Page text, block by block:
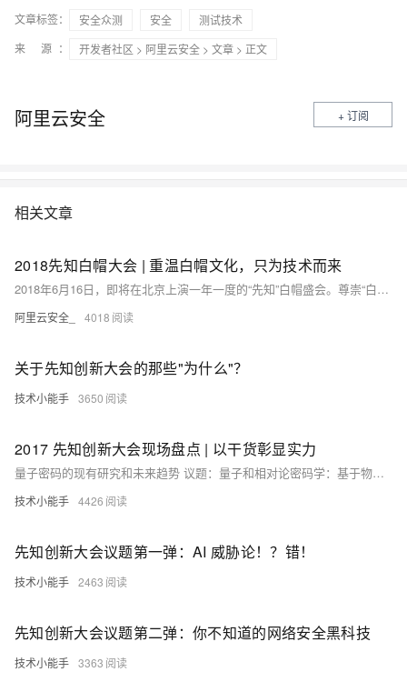
文章标签： 安全众测 安全
测试技术
来 源：
开发者社区 > 阿里云安全 > 文章 > 正文
阿里云安全 + 订阅
相关文章
2018先知白帽大会 | 重温白帽文化，只为技术而来
2018年6月16日，即将在北京上演一年一度的“先知”白帽盛会。尊崇“白帽文化”，我们带来的是一场真正属于“白帽子”的技术大赏。 12位安全领域的佼佼者，聚焦“攻与防”的技术践行。通过「安全技术成果」和「实战经验」分享，在场的每一个人都将收获满满。
阿里云安全_ 4018
关于先知创新大会的那些"为什么"？
技术小能手 3650
2017 先知创新大会现场盘点 | 以干货彰显实力
量子密码的现有研究和未来趋势 议题：量子和相对论密码学：基于物理原理的信息安全 演讲嘉宾：施尧耘 阿里云首席量子技术科学家，之江实验室副主任 “大型量子计算机出现后，目前广泛使用的公钥密码系统都不安全了。
技术小能手 4426
先知创新大会议题第一弹：AI 威胁论！？错！
技术小能手 2463
先知创新大会议题第二弹：你不知道的网络安全黑科技
技术小能手 3363